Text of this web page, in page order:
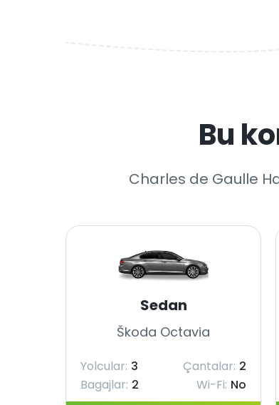
Bu
Charles de Gaulle
Sedan
Škoda Octavia
Yolcular: 3 Çantalar: 2
Bagajlar: 2 Wi-Fi: No